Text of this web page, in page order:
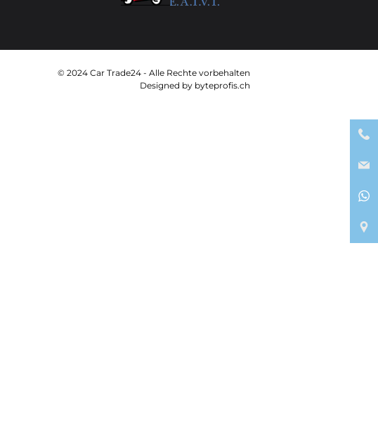
© 2024 Car Trade24 - Alle Rechte vorbehalten
Designed by byteprofis.ch